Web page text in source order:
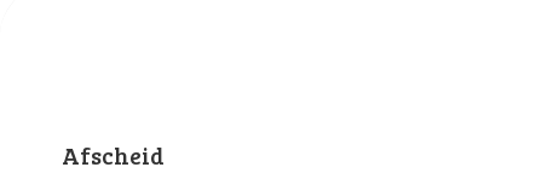
Afscheid